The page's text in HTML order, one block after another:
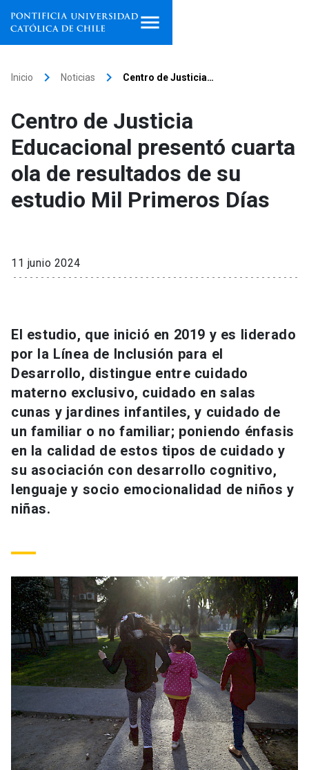
Facultades, escuelas e
institutos
Investigación
Información para keyboard_arrow_down
Futuros estudiantes
Estudiantes
Académicos
Personal
Padres y familia
Vecinos launch
Go to english site launch
ACCESOS DIRECTOS
Admisión launch
Correo UC
Medios Biblioteca launch
Donaciones launch
Inicio keyboard_arrow_right Noticias keyboard_arrow_right Centro de Justicia…
Centro de Justicia
Educacional presentó cuarta
ola de resultados de su
estudio Mil Primeros Días
11 junio 2024
El estudio, que inició en 2019 y es liderado
por la Línea de Inclusión para el
Desarrollo, distingue entre cuidado
materno exclusivo, cuidado en salas
cunas y jardines infantiles, y cuidado de
un familiar o no familiar; poniendo énfasis
en la calidad de estos tipos de cuidado y
su asociación con desarrollo cognitivo,
lenguaje y socio emocionalidad de niños y
niñas.